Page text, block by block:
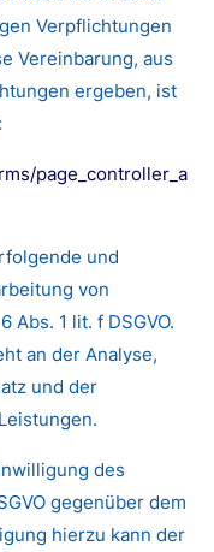
Verpflichtungen
Vereinbarung, aus
ergeben, ist
und
von
Abs. 1 lit. f DSGVO.
an der Analyse,
und der
des
gegenüber dem
hierzu kann der